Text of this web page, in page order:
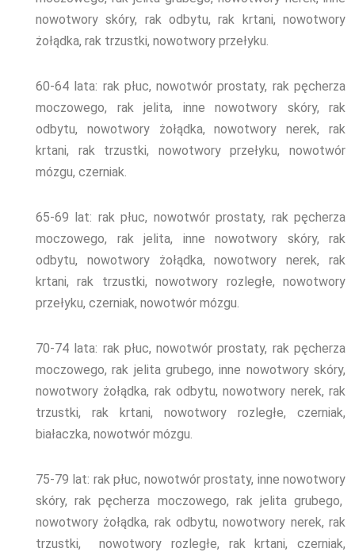
nowotwory skóry, rak odbytu, rak krtani, nowotwory
żołądka, rak trzustki, nowotwory przełyku.
60-64 lata: rak płuc, nowotwór prostaty, rak pęcherza
moczowego, rak jelita, inne nowotwory skóry, rak
odbytu, nowotwory żołądka, nowotwory nerek, rak
krtani, rak trzustki, nowotwory przełyku, nowotwór
mózgu, czerniak.
65-69 lat: rak płuc, nowotwór prostaty, rak pęcherza
moczowego, rak jelita, inne nowotwory skóry, rak
odbytu, nowotwory żołądka, nowotwory nerek, rak
krtani, rak trzustki, nowotwory rozległe, nowotwory
przełyku, czerniak, nowotwór mózgu.
70-74 lata: rak płuc, nowotwór prostaty, rak pęcherza
moczowego, rak jelita grubego, inne nowotwory skóry,
nowotwory żołądka, rak odbytu, nowotwory nerek, rak
trzustki, rak krtani, nowotwory rozległe, czerniak,
białaczka, nowotwór mózgu.
75-79 lat: rak płuc, nowotwór prostaty, inne nowotwory
skóry, rak pęcherza moczowego, rak jelita grubego,
nowotwory żołądka, rak odbytu, nowotwory nerek, rak
trzustki, nowotwory rozległe, rak krtani, czerniak,